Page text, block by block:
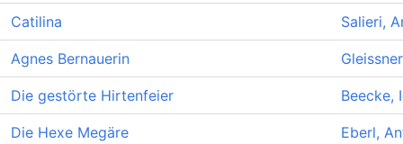
Catilina Salieri,
Agnes Bernauerin
Die gestörte Hirtenfeier Beecke,
Die Hexe Megäre Eberl,